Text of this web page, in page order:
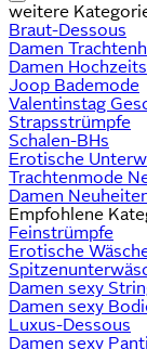
weitere
Braut-Dessous
Damen
Damen
Joop Bademode
Valentinstag
Strapsstrümpfe
Schalen-BHs
Erotische
Trachtenmode
Damen
Empfohlene
Feinstrümpfe
Erotische
Damen sexy
Damen sexy
Luxus-Dessous
Damen sexy